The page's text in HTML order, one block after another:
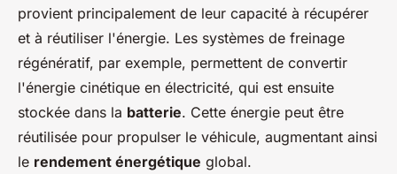
provient principalement de leur capacité à récupérer
et à réutiliser l'énergie. Les systèmes de freinage
régénératif, par exemple, permettent de convertir
l'énergie cinétique en électricité, qui est ensuite
stockée dans la batterie. Cette énergie peut être
réutilisée pour propulser le véhicule, augmentant ainsi
le rendement énergétique global.